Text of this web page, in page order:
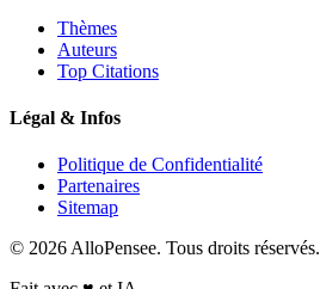
Thèmes
Auteurs
Top Citations
Légal & Infos
Politique de Confidentialité
Partenaires
Sitemap
© 2026 AlloPensee. Tous droits réservés.